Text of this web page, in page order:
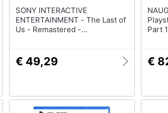
SONY INTERACTIVE
ENTERTAINMENT - The Last of
Us - Remastered -
€ 49,29
Part
€